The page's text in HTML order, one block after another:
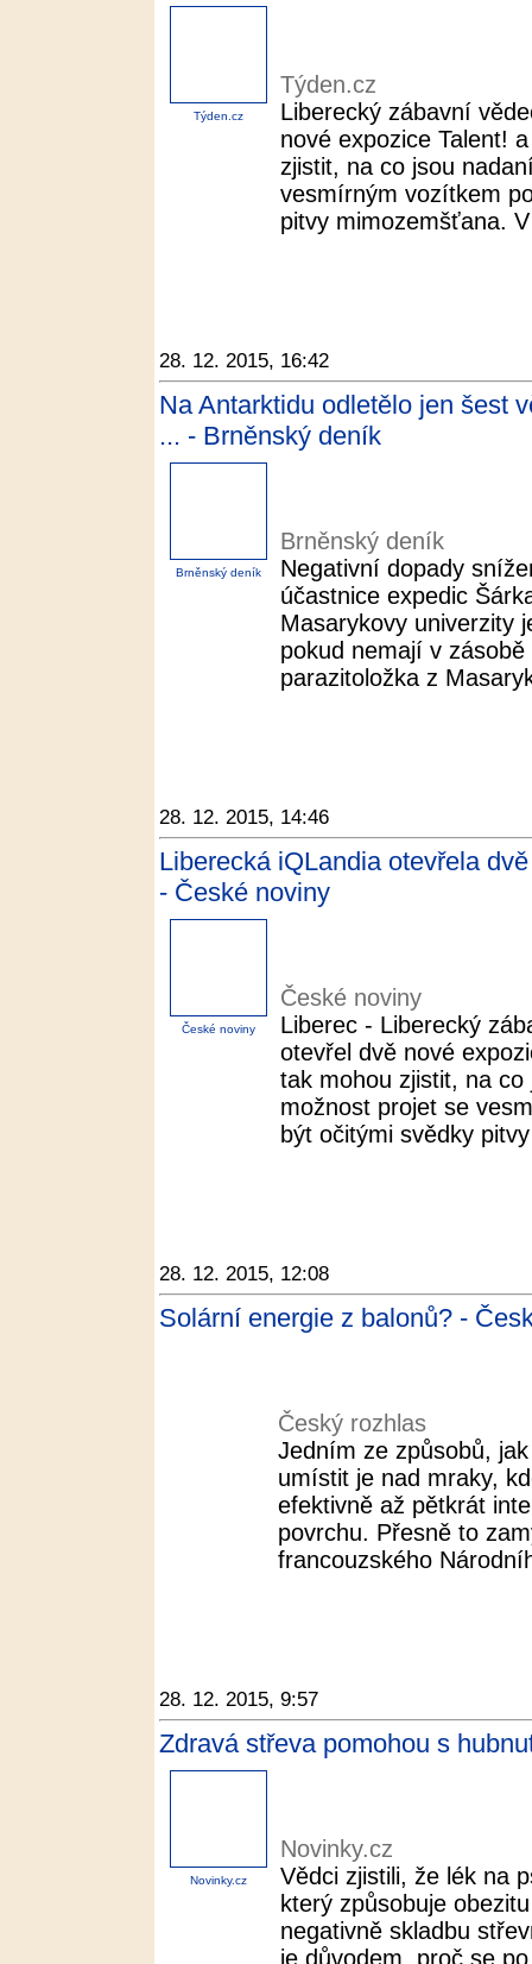
Týden.cz
Týden.cz
Liberecký zábavní
nové expozice Talent!
zjistit, na co jsou
vesmírným vozítkem
pitvy mimozemšťana.
28. 12. 2015, 16:42
Na Antarktidu odletělo jen šest
... - Brněnský deník
Brněnský deník
Brněnský deník
Negativní dopady
účastnice expedic
Masarykovy univerzity
pokud nemají v
parazitoložka z
28. 12. 2015, 14:46
Liberecká iQLandia otevřela
- České noviny
České noviny
České noviny
Liberec - Liberecký
otevřel dvě nové
tak mohou zjistit, na
možnost projet se
být očitými svědky
28. 12. 2015, 12:08
Solární energie z balonů? -
Český rozhlas
Jedním ze způsobů,
umístit je nad mraky,
efektivně až pětkrát
povrchu. Přesně to
francouzského
28. 12. 2015, 9:57
Zdravá střeva pomohou s
Novinky.cz
Novinky.cz
Vědci zjistili, že lék na
který způsobuje
negativně skladbu
je důvodem, proč se